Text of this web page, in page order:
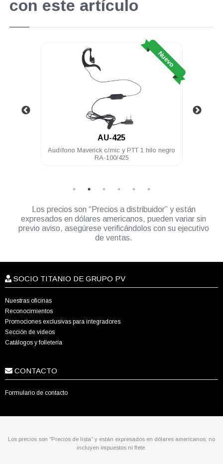
con este artículo
Nuevo
AU-425
Audífono Maverick c/mic y PTT 1 hilo negro
RA-100/425
Los precios son “Precios a distribuidor” y están
expresados en dólares americanos, pueden variar sin
previo aviso, asegúrese verificándolos con su ejecutivo
de ventas.
SOCIO TITANIO DE GRUPO PV
Nuestras oficinas
Reconocimientos
Promociones exclusivas para integradores
Sección de videos
Catálogos y folletería
CONTACTO
Formulario de contacto
Los precios son “Precios de lista” y están expresados en dólares americanos, no
incluyen impuestos ni flete.